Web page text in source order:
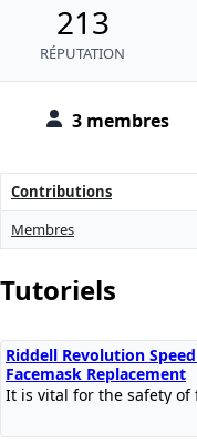
3 membres
213
RÉPUTATION
Contributions
Membres
Tutoriels
Riddell Revolution
Facemask Replacement
It is vital for the safety of